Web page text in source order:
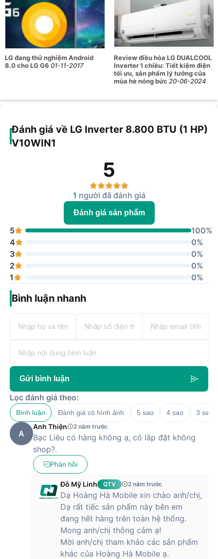
LG đang thử nghiệm Android
8.0 cho LG G6 01-11-2017
Review điều hòa LG DUALCOOL
Inverter 1 chiều: Tiết kiệm điện
tối ưu, sản phẩm lý tưởng của
mùa hè nóng bức 20-06-2024
Đánh giá về LG Inverter 8.800 BTU (1 HP)
V10WIN1
5
1 người đã đánh giá
Đánh giá sản phẩm
5
100%
4
0%
3
0%
2
0%
1
0%
Bình luận nhanh
Gửi bình luận
Lọc đánh giá theo:
Bình luận Đánh giá có hình ảnh 5 sao 4 sao 3 sao
A
Anh Thiện 2 năm trước
Bạc Liêu có hàng không ạ, có lắp đặt không
shop?.
Phản hồi
Đỗ Mỹ Linh QTV 2 năm trước
Dạ Hoàng Hà Mobile xin chào anh/chị,
Dạ rất tiếc sản phẩm này bên em
đang hết hàng trên toàn hệ thống.
Mong anh/chị thông cảm ạ!
Mời anh/chị tham khảo các sản phẩm
khác của Hoàng Hà Mobile ạ.